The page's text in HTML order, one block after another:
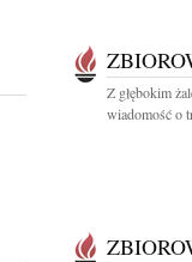
Z głębokim
wiadomość o